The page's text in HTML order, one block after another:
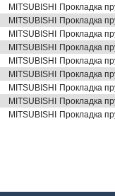
MITSUBISHI Прокладка
MITSUBISHI Прокладка
MITSUBISHI Прокладка
MITSUBISHI Прокладка
MITSUBISHI Прокладка
MITSUBISHI Прокладка
MITSUBISHI Прокладка
MITSUBISHI Прокладка
MITSUBISHI Прокладка